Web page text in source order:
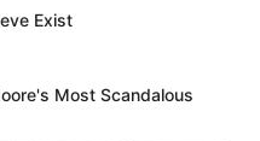
Exist
Most Scandalous